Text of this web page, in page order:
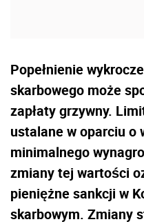
Popełnienie
skarbowego może
zapłaty grzywny.
ustalane w oparciu o
minimalnego
zmiany tej wartości
pieniężne sankcji w
skarbowym. Zmiany